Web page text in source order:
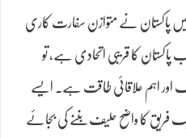
پاکستان نے متوازن سفارت کاری
کا قریبی اتحادی ہے، تو
اور اہم علاقائی طاقت ہے۔ ایسے
فریق کا واضح حلیف بننے کی بجائے